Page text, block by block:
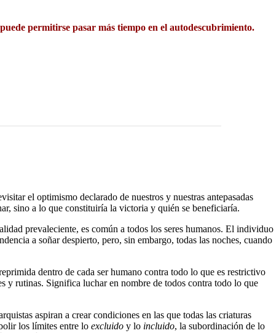
permitirse pasar más tiempo en el autodescubrimiento.
el optimismo declarado de nuestros y nuestras antepasadas
sino a lo que constituiría la victoria y quién se beneficiaría.
prevaleciente, es común a todos los seres humanos. El individuo
a soñar despierto, pero, sin embargo, todas las noches, cuando
dentro de cada ser humano contra todo lo que es restrictivo
y rutinas. Significa luchar en nombre de todos contra todo lo que
aspiran a crear condiciones en las que todas las criaturas
los límites entre lo excluidoy lo incluido, la subordinación de lo